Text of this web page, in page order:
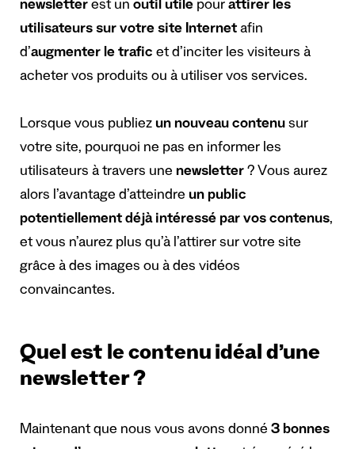
newsletter est un outil utile pour attirer les
utilisateurs sur votre site Internet afin
d’augmenter le trafic et d’inciter les visiteurs à
acheter vos produits ou à utiliser vos services.
Lorsque vous publiez un nouveau contenu sur
votre site, pourquoi ne pas en informer les
utilisateurs à travers une newsletter ? Vous aurez
alors l’avantage d’atteindre un public
potentiellement déjà intéressé par vos contenus,
et vous n’aurez plus qu’à l’attirer sur votre site
grâce à des images ou à des vidéos
convaincantes.
Quel est le contenu idéal d’une
newsletter ?
Maintenant que nous vous avons donné 3 bonnes